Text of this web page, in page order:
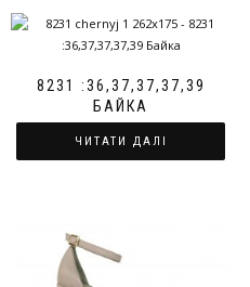
8231 :36,37,37,37,39
БАЙКА
ЧИТАТИ ДАЛІ